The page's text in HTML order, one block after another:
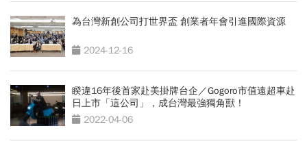
為台灣新創公司打世界盃 創業者年會引進國際資源
2024-12-16
睽違16年後首家赴美掛牌台企／Gogoro市值遠超車赴
日上市「這公司」，成台灣最強獨角獸！
2022-04-06